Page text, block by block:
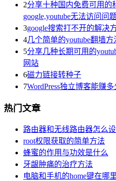
2分享十种国内免费可用的
google,youtube无法访问问题
3google搜索打不开的解决
4几个简单的youtube翻墙方
5分享几种长期可用的
网站
6磁力链接转种子
7WordPress独立博客能赚多
热门文章
路由器和无线路由器怎么
root权限获取的简单方法
蜂蜜的作用与功效是什么
牙龈肿痛的治疗方法
电脑和手机的home键在哪